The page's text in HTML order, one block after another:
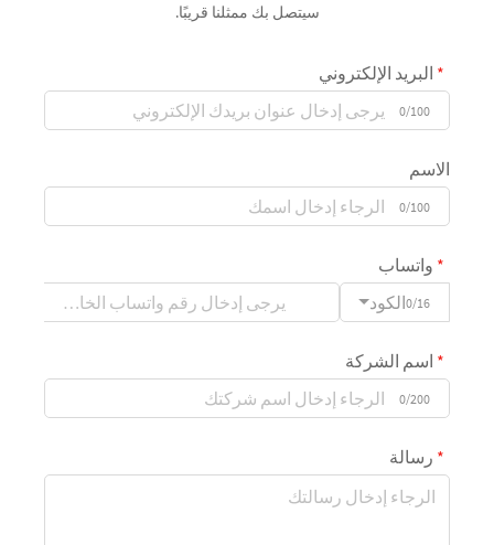
سيتصل بك ممثلنا قريبًا.
البريد الإلكتروني
0/100
الاسم
0/100
واتساب
الكود0/16
اسم الشركة
0/200
رسالة